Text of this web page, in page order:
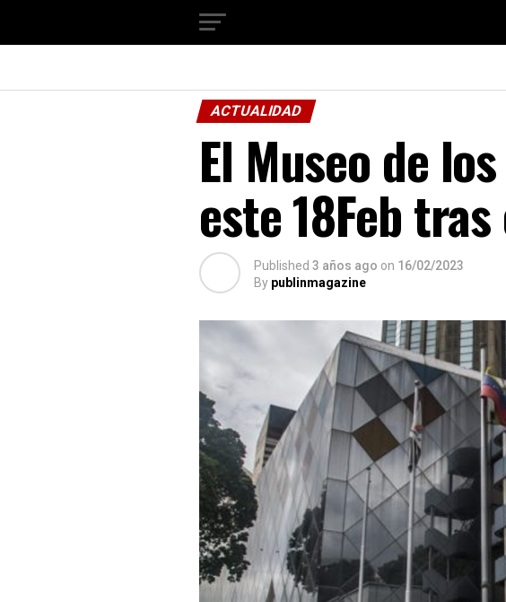
ACTUALIDAD
El Museo de
este 18Feb
Published 3 años ago on 16/02/2023
By publinmagazine